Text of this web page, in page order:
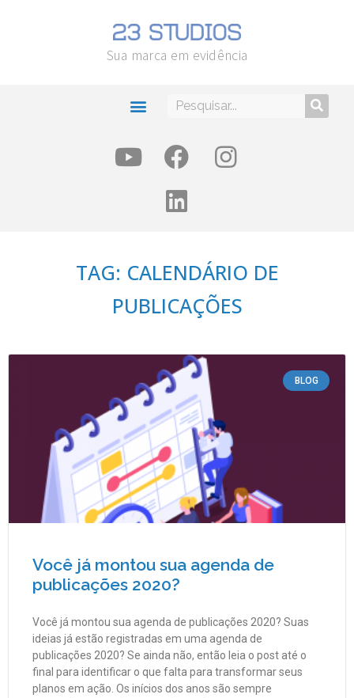
Sua marca em evidência
TAG: CALENDÁRIO DE
PUBLICAÇÕES
BLOG
Você já montou sua agenda de
publicações 2020?
Você já montou sua agenda de publicações 2020? Suas
ideias já estão registradas em uma agenda de
publicações 2020? Se ainda não, então leia o post até o
final para identificar o que falta para transformar seus
planos em ação. Os inícios dos anos são sempre